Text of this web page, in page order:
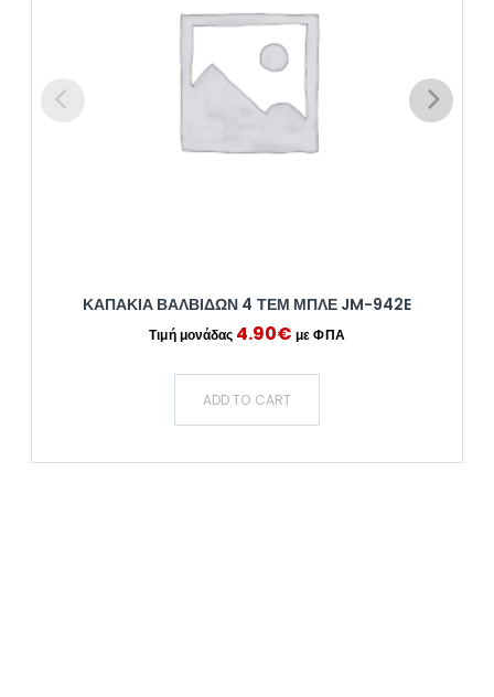
ΚΑΠΑΚΙΑ ΒΑΛΒΙΔΩΝ 4 ΤΕΜ ΜΠΛΕ JM-942E
4.90€
ADD TO CART